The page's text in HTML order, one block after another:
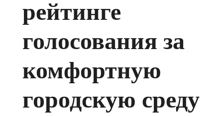
рейтинге
голосования за
комфортную
городскую среду